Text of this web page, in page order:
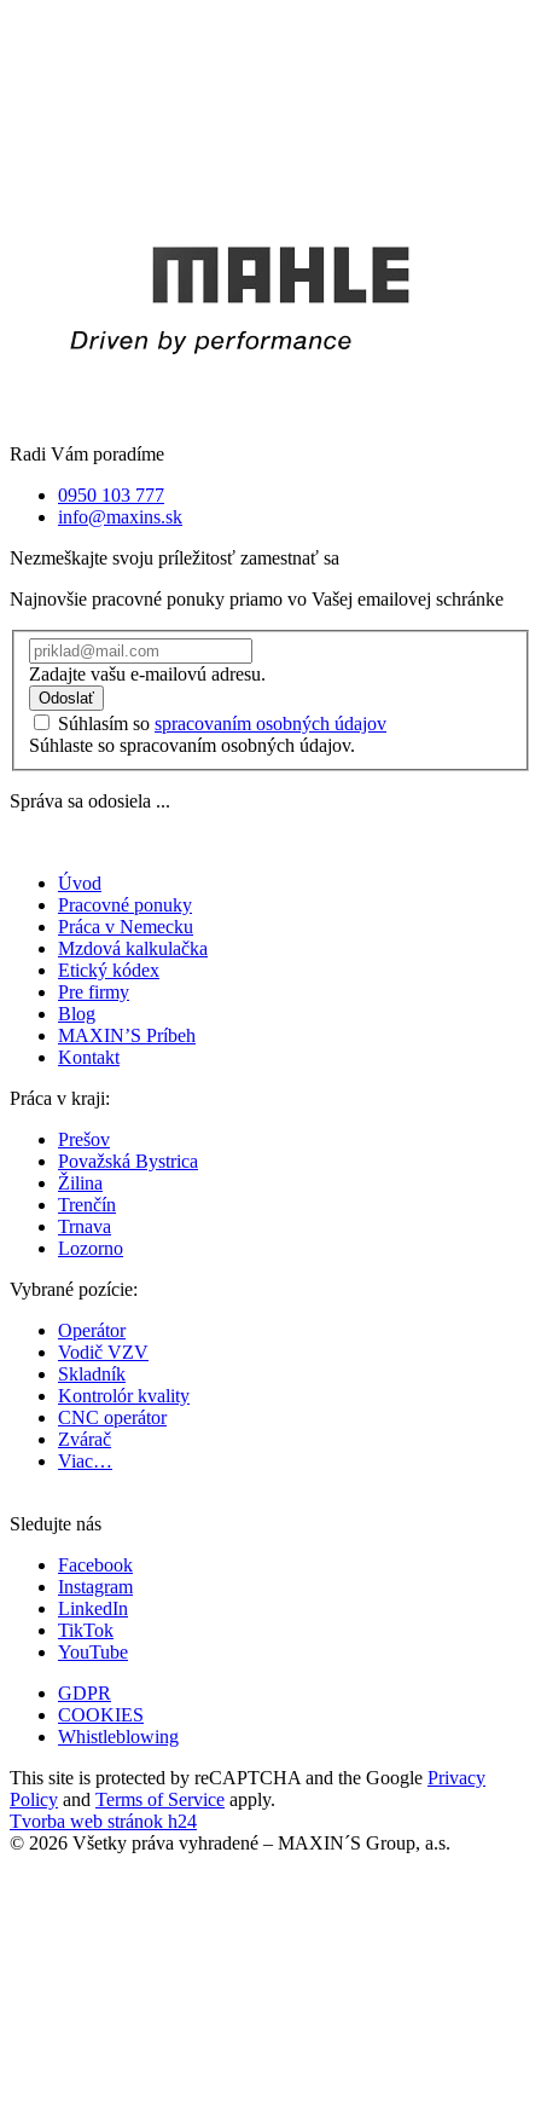
Radi Vám poradíme
0950 103 777
info@maxins.sk
Nezmeškajte svoju príležitosť zamestnať sa
Najnovšie pracovné ponuky priamo vo Vašej emailovej schránke
Zadajte vašu e-mailovú adresu.
Odoslať
Súhlasím so spracovaním osobných údajov
Súhlaste so spracovaním osobných údajov.
Správa sa odosiela ...
Úvod
Pracovné ponuky
Práca v Nemecku
Mzdová kalkulačka
Etický kódex
Pre firmy
Blog
MAXIN’S Príbeh
Kontakt
Práca v kraji:
Prešov
Považská Bystrica
Žilina
Trenčín
Trnava
Lozorno
Vybrané pozície:
Operátor
Vodič VZV
Skladník
Kontrolór kvality
CNC operátor
Zvárač
Viac…
Sledujte nás
Facebook
Instagram
LinkedIn
TikTok
YouTube
GDPR
COOKIES
Whistleblowing
This site is protected by reCAPTCHA and the Google Privacy
Policy and Terms of Service apply.
Tvorba web stránok h24
© 2026 Všetky práva vyhradené – MAXIN´S Group, a.s.